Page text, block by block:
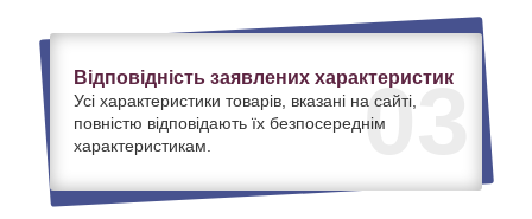
03
Відповідність заявлених характеристик
Усі характеристики товарів, вказані на сайті,
повністю відповідають їх безпосереднім
характеристикам.